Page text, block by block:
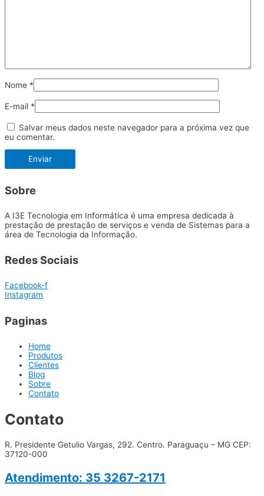
Nome *
E-mail *
Salvar meus dados neste navegador para a próxima vez que
eu comentar.
Sobre
A I3E Tecnologia em Informática é uma empresa dedicada à
prestação de prestação de serviços e venda de Sistemas para a
área de Tecnologia da Informação.
Redes Sociais
Facebook-f
Instagram
Paginas
Home
Produtos
Clientes
Blog
Sobre
Contato
Contato
R. Presidente Getulio Vargas, 292. Centro. Paraguaçu – MG CEP:
37120-000
Atendimento: 35 3267-2171